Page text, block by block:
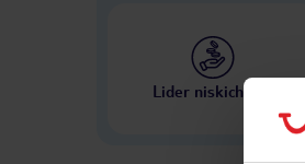
Lider niskich cen